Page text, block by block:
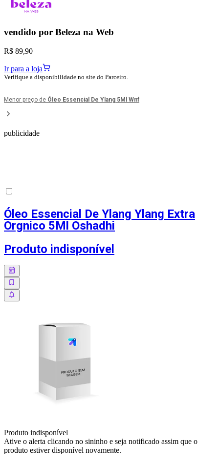
vendido por Beleza na Web
R$ 89,90
Ir para a loja
Verifique a disponibilidade no site do Parceiro.
Menor preço de Óleo Essencial De Ylang 5Ml Wnf
publicidade
Óleo Essencial De Ylang Ylang Extra
Orgnico 5Ml Oshadhi
Produto indisponível
Produto indisponível
Ative o alerta clicando no sininho e seja notificado assim que o
produto estiver disponível novamente.